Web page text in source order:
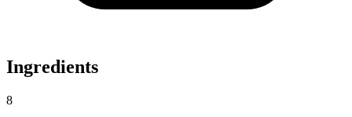
Ingredients
8